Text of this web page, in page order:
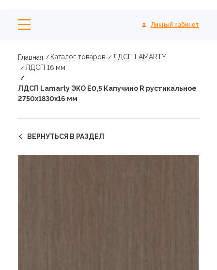
Личный кабинет
Главная Каталог товаров
ЛДСП LAMARTY
ЛДСП 16 мм
ЛДСП Lamarty ЭКО E0,5 Капучино R рустикальное
2750х1830х16 мм
ВЕРНУТЬСЯ В РАЗДЕЛ